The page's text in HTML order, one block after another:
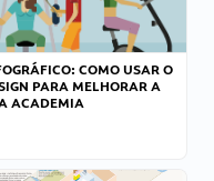
COMO USAR O
PARA MELHORAR A
ACADEMIA